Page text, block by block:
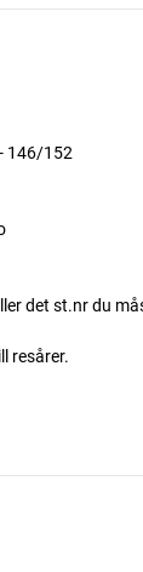
146/152
det st.nr du
resårer.